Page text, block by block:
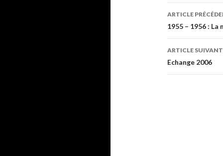
des
articles
ARTICLE
1955 – 1956 : La
ARTICLE SUIVANT
Echange 2006